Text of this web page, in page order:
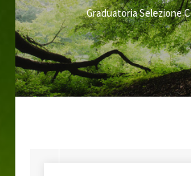
Graduatoria Selezione